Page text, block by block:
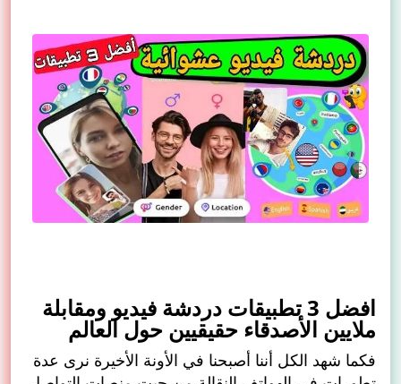
افضل 3 تطبيقات دردشة فيديو ومقابلة
ملايين الأصدقاء حقيقيين حول العالم
فكما شهد الكل أننا أصبحنا في الأونة الأخيرة نرى عدة